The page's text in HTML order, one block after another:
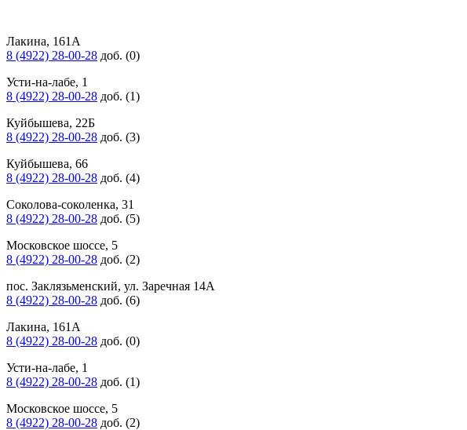
Лакина, 161А
8 (4922) 28-00-28 доб. (0)
Усти-на-лабе, 1
8 (4922) 28-00-28 доб. (1)
Куйбышева, 22Б
8 (4922) 28-00-28 доб. (3)
Куйбышева, 66
8 (4922) 28-00-28 доб. (4)
Соколова-соколенка, 31
8 (4922) 28-00-28 доб. (5)
Московское шоссе, 5
8 (4922) 28-00-28 доб. (2)
пос. Заклязьменский, ул. Заречная 14А
8 (4922) 28-00-28 доб. (6)
Лакина, 161А
8 (4922) 28-00-28 доб. (0)
Усти-на-лабе, 1
8 (4922) 28-00-28 доб. (1)
Московское шоссе, 5
8 (4922) 28-00-28 доб. (2)